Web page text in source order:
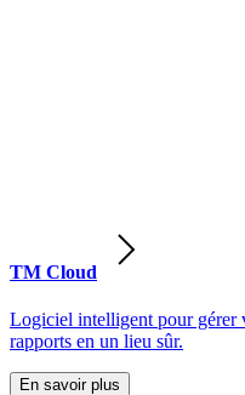
TM Cloud
Logiciel intelligent pour gérer
rapports en un lieu sûr.
En savoir plus